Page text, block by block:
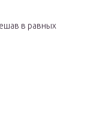
в равных